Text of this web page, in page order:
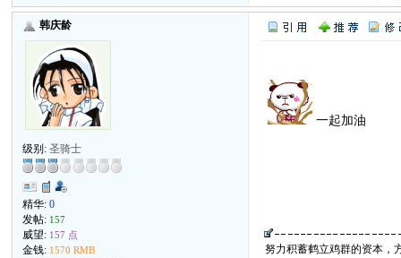
韩庆龄
级别:圣骑士
精华:0
发帖: 157
威望: 157 点
金钱: 1570 RMB
一起加油
努力积蓄鹤立鸡群的资本，